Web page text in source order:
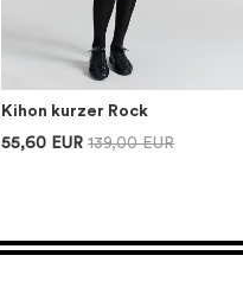
Kihon kurzer Rock
55,60 EUR 139,00 EUR